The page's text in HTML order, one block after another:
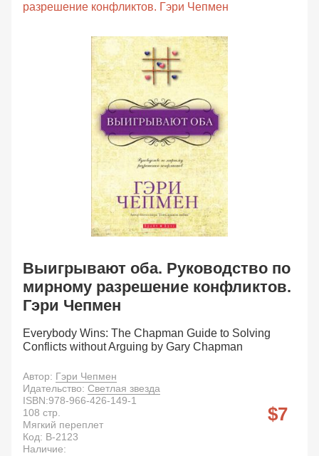
разрешение конфликтов. Гэри Чепмен
Выигрывают оба. Руководство по
мирному разрешение конфликтов.
Гэри Чепмен
Everybody Wins: The Chapman Guide to Solving
Conflicts without Arguing by Gary Chapman
Автор: Гэри Чепмен
Идательство: Светлая звезда
7
ISBN:978-966-426-149-1
108 стр.
Мягкий переплет
Код: B-2123
Наличие: